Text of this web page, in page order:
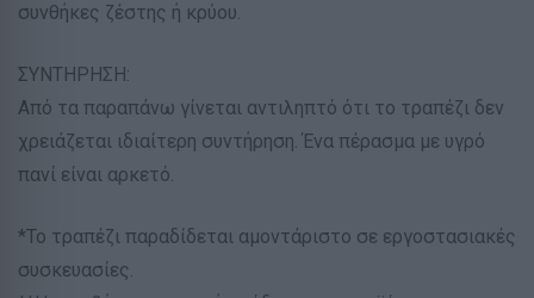
συνθήκες ζέστης ή κρύου.
ΣΥΝΤΗΡΗΣΗ:
Από τα παραπάνω γίνεται αντιληπτό ότι το τραπέζι δεν
χρειάζεται ιδιαίτερη συντήρηση. Ένα πέρασμα με υγρό
πανί είναι αρκετό.
*Το τραπέζι παραδίδεται αμοντάριστο σε εργοστασιακές
συσκευασίες.